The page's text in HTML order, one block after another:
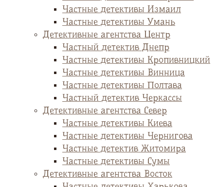
Частные детективы Измаил
Частные детективы Умань
Детективные агентства Центр
Частный детектив Днепр
Частные детективы Кропивницкий
Частные детективы Винница
Частные детективы Полтава
Частный детектив Черкассы
Детективные агентства Север
Частные детективы Киева
Частные детективы Чернигова
Частные детектив Житомира
Частные детективы Сумы
Детективные агентства Восток